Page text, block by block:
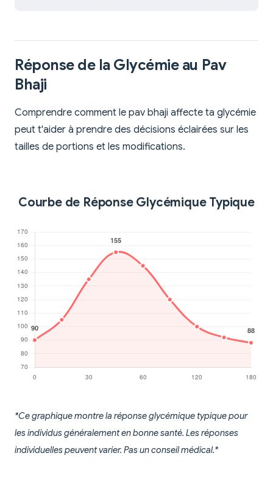
Réponse de la Glycémie au Pav
Bhaji
Comprendre comment le pav bhaji affecte ta glycémie
peut t'aider à prendre des décisions éclairées sur les
tailles de portions et les modifications.
Courbe de Réponse Glycémique Typique
*Ce graphique montre la réponse glycémique typique pour
les individus généralement en bonne santé. Les réponses
individuelles peuvent varier. Pas un conseil médical.*